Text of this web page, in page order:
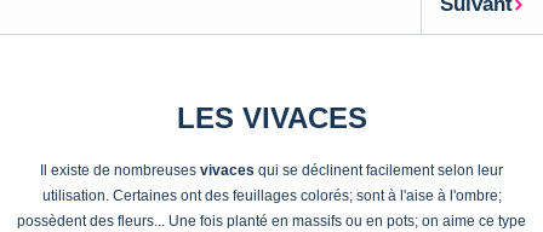
LES VIVACES
Il existe de nombreuses vivaces qui se déclinent facilement selon leur
utilisation. Certaines ont des feuillages colorés; sont à l'aise à l'ombre;
possèdent des fleurs... Une fois planté en massifs ou en pots; on aime ce type